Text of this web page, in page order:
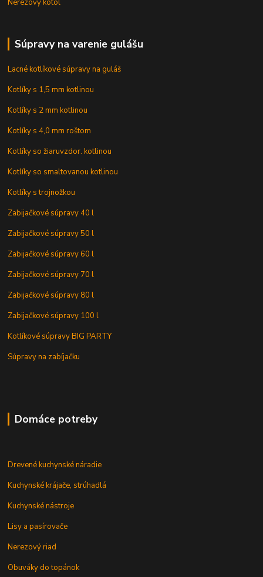
Nerezový kotol
Súpravy na varenie gulášu
Lacné kotlíkové súpravy na guláš
Kotlíky s 1,5 mm kotlinou
Kotlíky s 2 mm kotlinou
Kotlíky s 4,0 mm roštom
Kotlíky so žiaruvzdor. kotlinou
Kotlíky so smaltovanou kotlinou
Kotlíky s trojnožkou
Zabijačkové súpravy 40 l
Zabijačkové súpravy 50 l
Zabijačkové súpravy 60 l
Zabijačkové súpravy 70 l
Zabijačkové súpravy 80 l
Zabijačkové súpravy 100 l
Kotlíkové súpravy BIG PARTY
Súpravy na zabíjačku
Domáce potreby
Drevené kuchynské náradie
Kuchynské krájače, strúhadlá
Kuchynské nástroje
Lisy a pasírovače
Nerezový riad
Obuváky do topánok